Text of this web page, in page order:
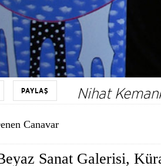
PAYLAŞ Nihat
Canavar
Sanat Galerisi,